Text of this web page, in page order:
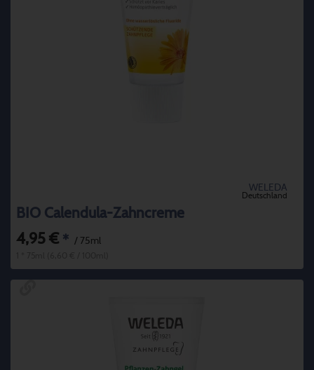
WELEDA
Deutschland
BIO Calendula-Zahncreme
4,95 € * / 75ml